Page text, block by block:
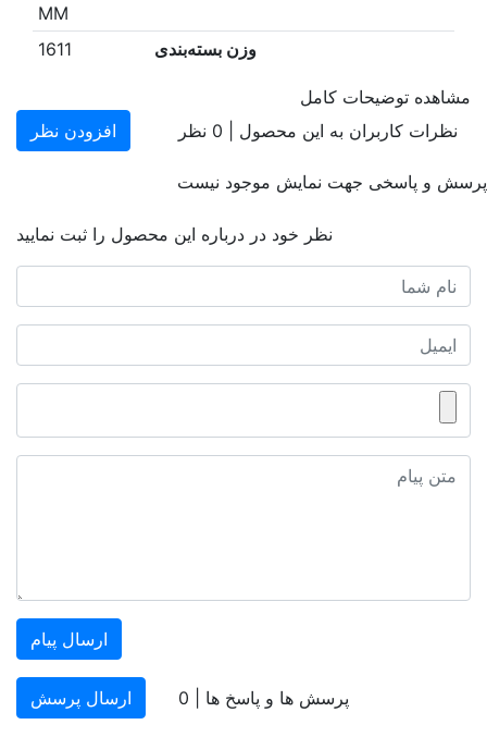
MM
وزن بسته‌بندی
1611
مشاهده توضیحات کامل
نظرات کاربران به این محصول | 0 نظر افزودن نظر
پرسش و پاسخی جهت نمایش موجود نیست
نظر خود در درباره این محصول را ثبت نمایید
ارسال پیام
پرسش ها و پاسخ ها | 0 ارسال پرسش